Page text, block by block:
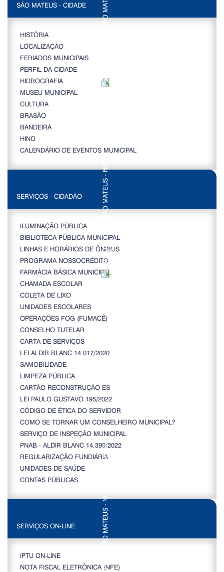
SÃO MATEUS - CIDADE
HISTÓRIA
LOCALIZAÇÃO
FERIADOS MUNICIPAIS
PERFIL DA CIDADE
HIDROGRAFIA
MUSEU MUNICIPAL
CULTURA
BRASÃO
BANDEIRA
HINO
CALENDÁRIO DE EVENTOS MUNICIPAL
SERVIÇOS - CIDADÃO
ILUMINAÇÃO PÚBLICA
BIBLIOTECA PÚBLICA MUNICIPAL
LINHAS E HORÁRIOS DE ÔNIBUS
PROGRAMA NOSSOCRÉDITO
FARMÁCIA BÁSICA MUNICIPAL
CHAMADA ESCOLAR
COLETA DE LIXO
UNIDADES ESCOLARES
OPERAÇÕES FOG (FUMACÊ)
CONSELHO TUTELAR
CARTA DE SERVIÇOS
LEI ALDIR BLANC 14.017/2020
SAMOBILIDADE
LIMPEZA PÚBLICA
CARTÃO RECONSTRUÇÃO ES
LEI PAULO GUSTAVO 195/2022
CÓDIGO DE ÉTICA DO SERVIDOR
COMO SE TORNAR UM CONSELHEIRO MUNICIPAL?
SERVIÇO DE INSPEÇÃO MUNICIPAL
PNAB - ALDIR BLANC 14.399/2022
REGULARIZAÇÃO FUNDIÁRIA
UNIDADES DE SAÚDE
CONTAS PÚBLICAS
SERVIÇOS ON-LINE
IPTU ON-LINE
NOTA FISCAL ELETRÔNICA (NFE)